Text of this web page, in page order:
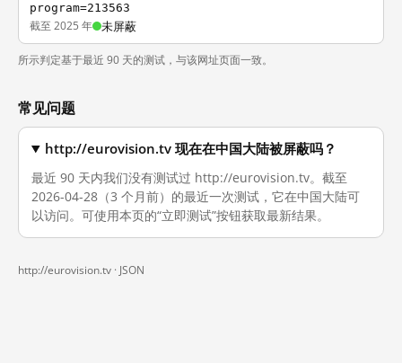
program=213563
截至 2025 年 未屏蔽
所示判定基于最近 90 天的测试，与该网址页面一致。
常见问题
http://eurovision.tv 现在在中国大陆被屏蔽吗？
最近 90 天内我们没有测试过 http://eurovision.tv。截至
2026-04-28（3 个月前）的最近一次测试，它在中国大陆可
以访问。可使用本页的“立即测试”按钮获取最新结果。
http://eurovision.tv · JSON